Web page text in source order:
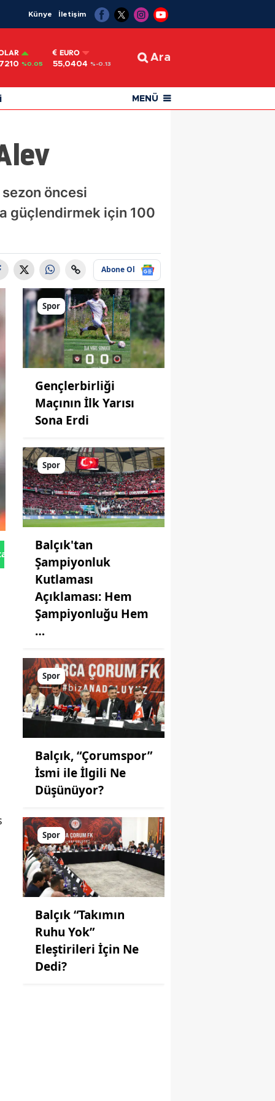
Künye İletişim
%0.05
EURO
55,0404 %-0.13
Ara
MENÜ
öncesi
güçlendirmek için 100
Abone Ol
Gönder
Spor
Gençlerbirliği
Maçının İlk Yarısı
Sona Erdi
Spor
Balçık'tan
Şampiyonluk
Kutlaması
Açıklaması: Hem
Şampiyonluğu Hem
…
Spor
Balçık, “Çorumspor”
İsmi ile İlgili Ne
Düşünüyor?
Spor
Balçık “Takımın
Ruhu Yok”
Eleştirileri İçin Ne
Dedi?